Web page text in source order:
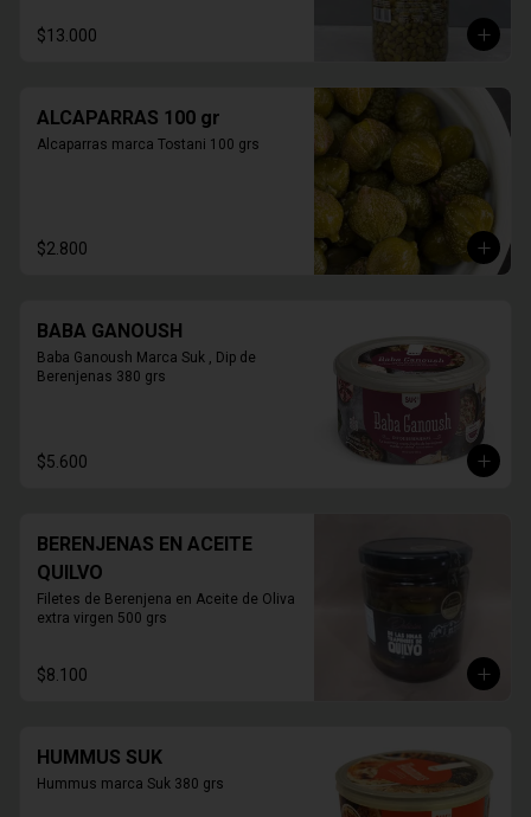
$13.000
ALCAPARRAS 100 gr
Alcaparras marca Tostani 100 grs
$2.800
BABA GANOUSH
Baba Ganoush Marca Suk , Dip de
Berenjenas 380 grs
$5.600
BERENJENAS EN ACEITE
QUILVO
Filetes de Berenjena en Aceite de Oliva
extra virgen 500 grs
$8.100
HUMMUS SUK
Hummus marca Suk 380 grs